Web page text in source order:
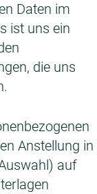
Daten im
ist uns ein
die uns
Anstellung in
auf